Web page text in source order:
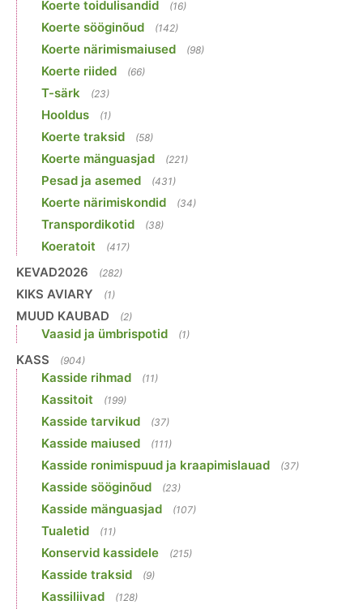
Koerte toidulisandid (16)
Koerte sööginõud (142)
Koerte närimismaiused (98)
Koerte riided (66)
T-särk (23)
Hooldus (1)
Koerte traksid (58)
Koerte mänguasjad (221)
Pesad ja asemed (431)
Koerte närimiskondid (34)
Transpordikotid (38)
Koeratoit (417)
KEVAD2026 (282)
KIKS AVIARY (1)
MUUD KAUBAD (2)
Vaasid ja ümbrispotid (1)
KASS (904)
Kasside rihmad (11)
Kassitoit (199)
Kasside tarvikud (37)
Kasside maiused (111)
Kasside ronimispuud ja kraapimislauad (37)
Kasside sööginõud (23)
Kasside mänguasjad (107)
Tualetid (11)
Konservid kassidele (215)
Kasside traksid (9)
Kassiliivad (128)